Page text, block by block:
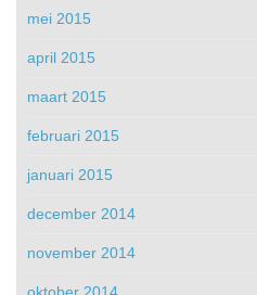
mei 2015
april 2015
maart 2015
februari 2015
januari 2015
december 2014
november 2014